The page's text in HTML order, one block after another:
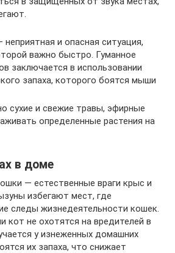
и опасная ситуация,
важно быстро. Гуманное
заключается в использовании
запаха, которого боятся мыши
сухие и свежие травы, эфирные
определенные растения на
в доме
— естественные враги крыс и
избегают мест, где
следы жизнедеятельности кошек.
кот не охотятся на вредителей в
у изнеженных домашних
их запаха, что снижает